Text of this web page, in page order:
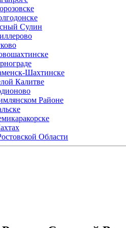
Сулин
Шахтинске
Калитве
Районе
Области